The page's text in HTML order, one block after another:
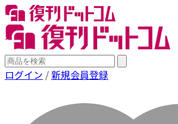
ログイン /新規会員登録